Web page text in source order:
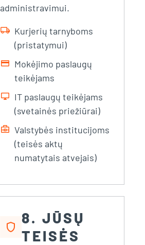
administravimui.
local_shipping Kurjerių tarnyboms
(pristatymui)
credit_card Mokėjimo paslaugų
teikėjams
desktop_windows IT paslaugų teikėjams
(svetainės priežiūrai)
business_center Valstybės institucijoms
(teisės aktų
numatytais atvejais)
shield
8. JŪSŲ
TEISĖS